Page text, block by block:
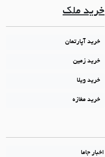
خرید ملک
خرید آپارتمان
خرید زمین
خرید ویلا
خرید مغازه
اخبار جاما